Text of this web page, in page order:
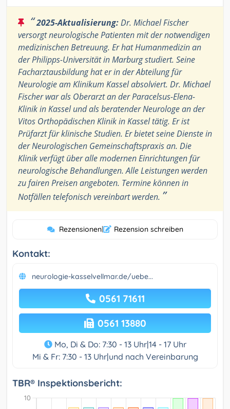
“2025-Aktualisierung:Dr. Michael Fischer
versorgt neurologische Patienten mit der notwendigen
medizinischen Betreuung. Er hat Humanmedizin an
der Philipps-Universität in Marburg studiert. Seine
Facharztausbildung hat er in der Abteilung für
Neurologie am Klinikum Kassel absolviert. Dr. Michael
Fischer war als Oberarzt an der Paracelsus-Elena-
Klinik in Kassel und als beratender Neurologe an der
Vitos Orthopädischen Klinik in Kassel tätig. Er ist
Prüfarzt für klinische Studien. Er bietet seine Dienste in
der Neurologischen Gemeinschaftspraxis an. Die
Klinik verfügt über alle modernen Einrichtungen für
neurologische Behandlungen. Alle Leistungen werden
zu fairen Preisen angeboten. Termine können in
Notfällen telefonisch vereinbart werden. ”
Rezensionen| Rezension schreiben
Kontakt:
neurologie-kasselvellmar.de/uebe...
0561 71611
0561 13880
Mo, Di & Do: 7:30 - 13 Uhr|14 - 17 Uhr
Mi & Fr: 7:30 - 13 Uhr|und nach Vereinbarung
TBR® Inspektionsbericht: